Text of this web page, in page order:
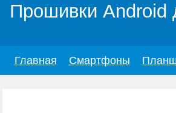
Прошивки Android
Главная Смартфоны